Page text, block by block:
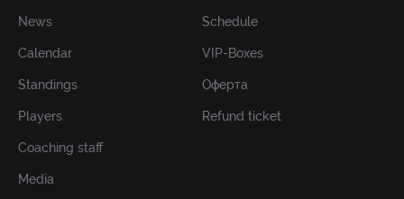
News
Calendar
Standings
Players
Coaching staff
Media
Schedule
VIP-Boxes
Оферта
Refund ticket